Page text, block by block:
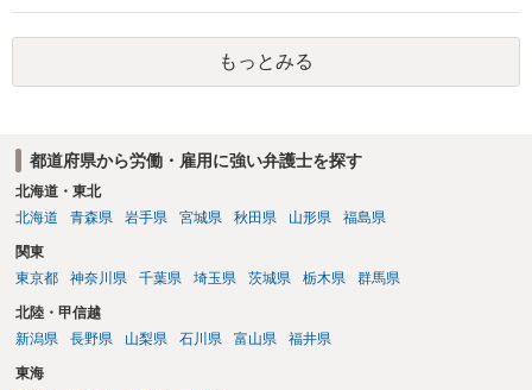
合理的か、という複数論点に分かれます。契約前なら、交渉のパワー
バランスの問題もありますが、修正余地があるうえ、後から争うより
コストを抑えやすいので、資料等を持参の上弁護士に確認されること
をお勧めします。 ・事務所側の解除でも、解除理由によってはタレン
は、合理性や対価性を欠くとして争いやすいです。逆に、タレント側
あります。
期間満了による退職は、業務労災への適用はありませんので、ご安心
ください。 仮に会社が打切り補償をせずに解雇した場合は、不当解雇
に当たります。 ＞労災の休業補償と、所得補償保険の保険金とは別
に、受け取れる金銭はありますでしょうか？ 業務労災の場合は、会社
逸失利益等）が認められる可能性が高いと思われます。 また、業務労
災での第三者行為傷害（同僚の不注意等による事故）の場合は、当該
第三者の賠償責任も考えられます。 労災で支払われた分は、損害額か
は、第三者から支払ってもらうことになります。 会社等との交渉が必
要になると思います（良い会社でしたら、自ら話してくると思います
が・・・）。極めて専門的な話ですので、詳細もしくは対応を最寄り
もっとみる
都道府県から労働・雇用に強い弁護士を探す
北海道・東北
北海道
青森県 岩手県 宮城県 秋田県 山形県 福島県
関東
東京都
神奈川県 千葉県 埼玉県 茨城県 栃木県 群馬県
北陸・甲信越
新潟県
長野県 山梨県 石川県 富山県 福井県
東海